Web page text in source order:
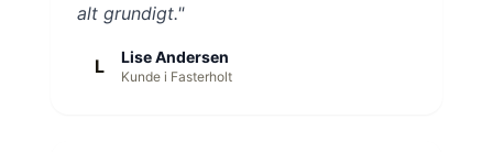
alt grundigt."
L Lise Andersen
Kunde i Fasterholt